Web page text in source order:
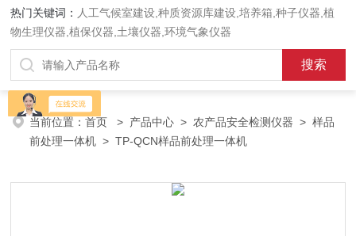
热门关键词： 人工气候室建设,种质资源库建设,培养箱,种子仪器,植
物生理仪器,植保仪器,土壤仪器,环境气象仪器
当前位置：首页 > 产品中心 > 农产品安全检测仪器 >样品
前处理一体机 > TP-QCN样品前处理一体机